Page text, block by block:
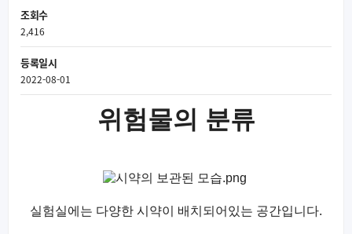
조회수
2,416
등록일시
2022-08-01
위험물의 분류
실험실에는 다양한 시약이 배치되어있는 공간입니다.